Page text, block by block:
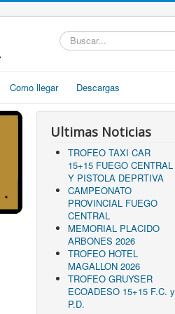
Buscar...
Como llegar Descargas
Ultimas Noticias
TROFEO TAXI CAR
15+15 FUEGO CENTRAL
Y PISTOLA DEPRTIVA
CAMPEONATO
PROVINCIAL FUEGO
CENTRAL
MEMORIAL PLACIDO
ARBONES 2026
TROFEO HOTEL
MAGALLON 2026
TROFEO GRUYSER
ECOADESO 15+15 F.C. y
P.D.